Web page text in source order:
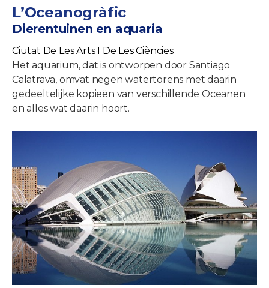
L’Oceanogràfic
Dierentuinen en aquaria
Ciutat De Les Arts I De Les Ciències
Het aquarium, dat is ontworpen door Santiago
Calatrava, omvat negen watertorens met daarin
gedeeltelijke kopieën van verschillende Oceanen
en alles wat daarin hoort.